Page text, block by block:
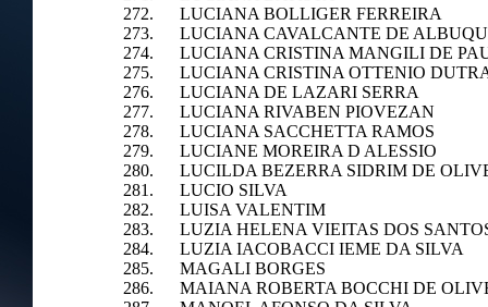
272. LUCIANA BOLLIGER FERREIRA
273. LUCIANA CAVALCANTE DE
274. LUCIANA CRISTINA MANGILI DE
275. LUCIANA CRISTINA OTTENIO
276. LUCIANA DE LAZARI SERRA
277. LUCIANA RIVABEN PIOVEZAN
278. LUCIANA SACCHETTA RAMOS
279. LUCIANE MOREIRA D ALESSIO
280. LUCILDA BEZERRA SIDRIM DE
281. LUCIO SILVA
282. LUISA VALENTIM
283. LUZIA HELENA VIEITAS DOS
284. LUZIA IACOBACCI IEME DA SILVA
285. MAGALI BORGES
286. MAIANA ROBERTA BOCCHI DE